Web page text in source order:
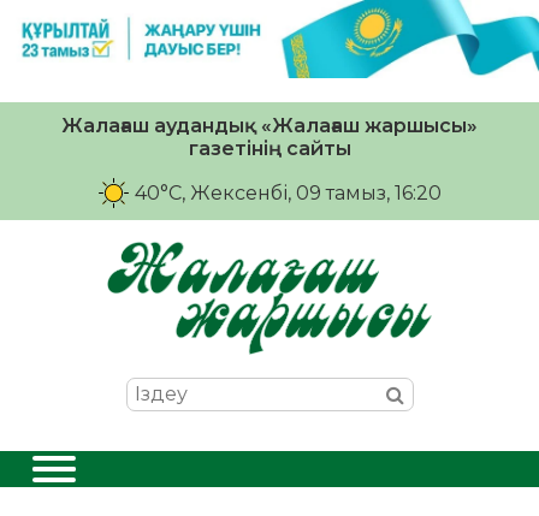
Жалағаш аудандық «Жалағаш жаршысы»
газетінің сайты
40°C, Жексенбі, 09 тамыз, 16:20